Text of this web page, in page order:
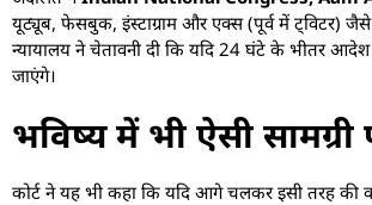
यूट्यूब, फेसबुक, इंस्टाग्राम और एक्स (पूर्व में ट्विटर)
न्यायालय ने चेतावनी दी कि यदि 24 घंटे के भीतर आदेश
जाएंगे।
भविष्य में भी ऐसी सामग्री
कोर्ट ने यह भी कहा कि यदि आगे चलकर इसी तरह की